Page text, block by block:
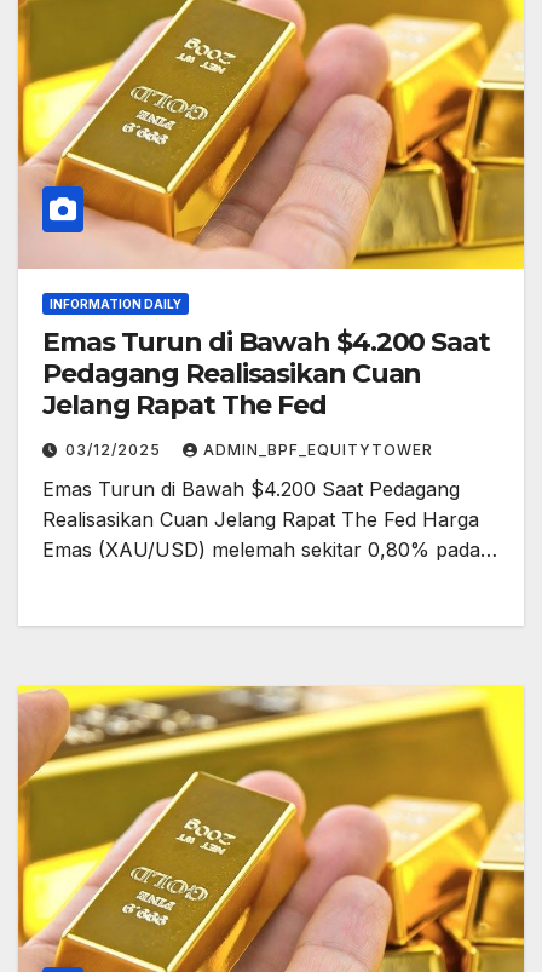
INFORMATION DAILY
Emas Turun di Bawah $4.200 Saat
Pedagang Realisasikan Cuan
Jelang Rapat The Fed
03/12/2025 ADMIN_BPF_EQUITYTOWER
Emas Turun di Bawah $4.200 Saat Pedagang
Realisasikan Cuan Jelang Rapat The Fed Harga
Emas (XAU/USD) melemah sekitar 0,80% pada…